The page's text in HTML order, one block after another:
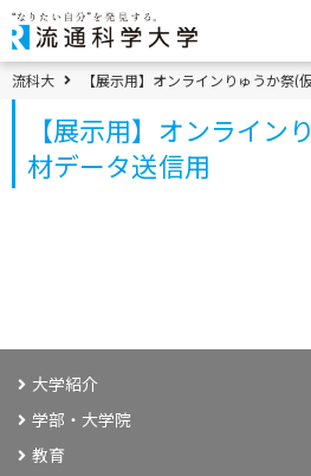
コ
ン
テ
ン
ツ
へ
移
パンくずメニュー
流科大 【展示用】オンラインりゅうか祭(
【展示用】オンライン
材データ送信用
大学紹介
学部・大学院
教育